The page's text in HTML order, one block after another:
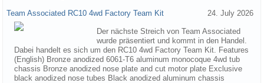
Team Associated RC10 4wd Factory Team Kit 24. July 2026
Der nächste Streich von Team Associated
wurde präsentiert und kommt in den Handel.
Dabei handelt es sich um den RC10 4wd Factory Team Kit. Features
(English) Bronze anodized 6061-T6 aluminum monocoque 4wd tub
chassis Bronze anodized nose plate and cut motor plate Exclusive
black anodized nose tubes Black anodized aluminum chassis